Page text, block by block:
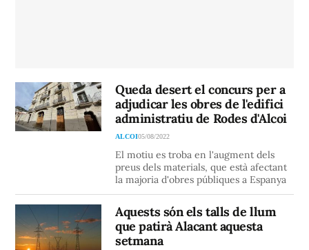
Queda desert el concurs per a
adjudicar les obres de l'edifici
administratiu de Rodes d'Alcoi
ALCOI05/08/2022
El motiu es troba en l'augment dels
preus dels materials, que està afectant
la majoria d'obres públiques a Espanya
Aquests són els talls de llum
que patirà Alacant aquesta
setmana